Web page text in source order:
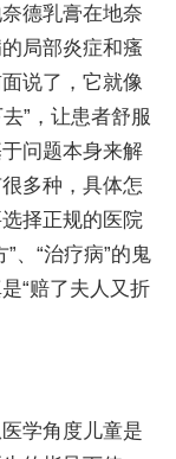
德乳膏在地奈
局部炎症和瘙
说了，它就像
”，让患者舒服
问题本身来解
多种，具体怎
择正规的医院
、“治疗病”的鬼
“赔了夫人又折
学角度儿童是